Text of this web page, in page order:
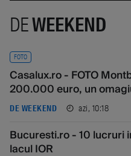
DEWEEKEND
FOTO
Casalux.ro - FOTO
200.000 euro, un
DE WEEKEND azi, 10:18
Bucuresti.ro - 10 lucruri
lacul IOR